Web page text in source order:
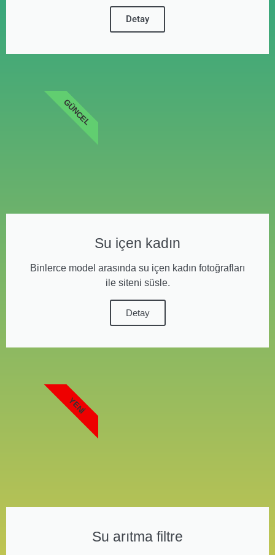
Detay
Su içen kadın
Binlerce model arasında su içen kadın fotoğrafları
ile siteni süsle.
Detay
GÜNCEL
Su arıtma filtre
YENI